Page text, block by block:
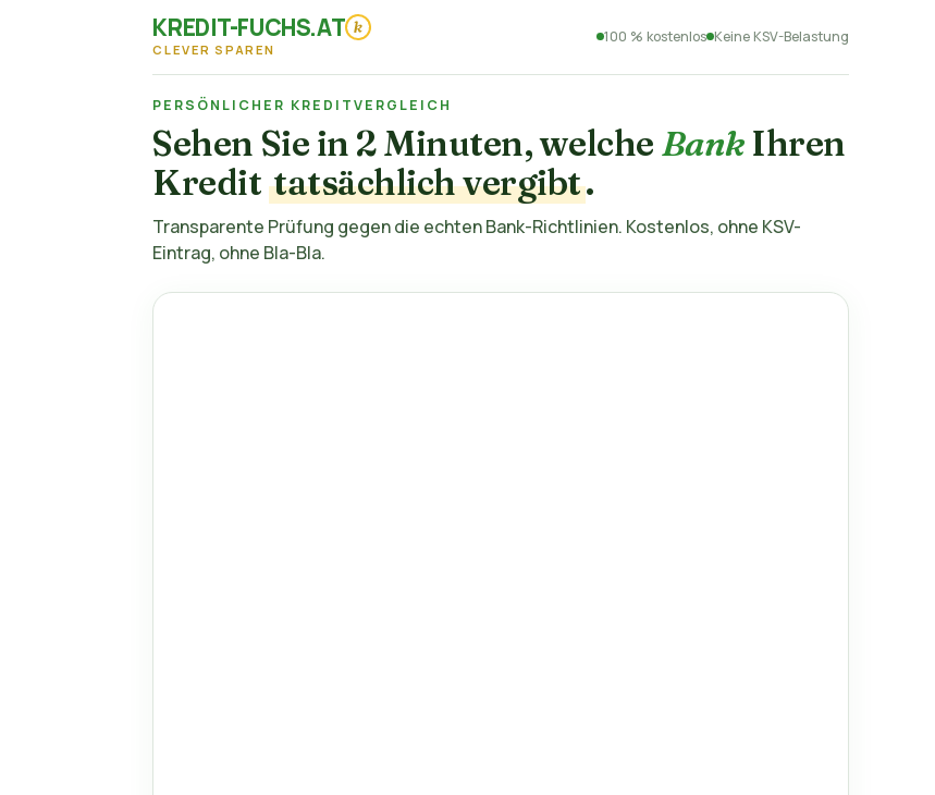
KREDIT-FUCHS.AT k
CLEVER SPAREN
100 % kostenlos Keine KSV-Belastung
PERSÖNLICHER KREDITVERGLEICH
Sehen Sie in 2 Minuten, welche BankIhren
Kredittatsächlich vergibt.
Transparente Prüfung gegen die echten Bank-Richtlinien. Kostenlos, ohne KSV-
Eintrag, ohne Bla-Bla.